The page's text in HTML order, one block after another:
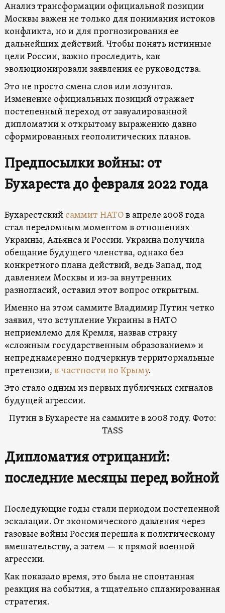
Анализ трансформации официальной позиции
Москвы важен не только для понимания истоков
конфликта, но и для прогнозирования ее
дальнейших действий. Чтобы понять истинные
цели России, важно проследить, как
эволюционировали заявления ее руководства.
Это не просто смена слов или лозунгов.
Изменение официальных позиций отражает
постепенный переход от завуалированной
дипломатии к открытому выражению давно
сформированных геополитических планов.
Предпосылки войны: от
Бухареста до февраля 2022 года
Бухарестский саммит НАТОв апреле 2008 года
стал переломным моментом в отношениях
Украины, Альянса и России. Украина получила
обещание будущего членства, однако без
конкретного плана действий, ведь Запад, под
давлением Москвы и из-за внутренних
разногласий, оставил этот вопрос открытым.
Именно на этом саммите Владимир Путин четко
заявил, что вступление Украины в НАТО
неприемлемо для Кремля, назвав страну
«сложным государственным образованием» и
непреднамеренно подчеркнув территориальные
претензии, в частности по Крыму.
Это стало одним из первых публичных сигналов
будущей агрессии.
Путин в Бухаресте на саммите в 2008 году. Фото:
TASS
Дипломатия отрицаний:
последние месяцы перед войной
Последующие годы стали периодом постепенной
эскалации. От экономического давления через
газовые войны Россия перешла к политическому
вмешательству, а затем — к прямой военной
агрессии.
Как показало время, это была не спонтанная
реакция на события, а тщательно спланированная
стратегия.